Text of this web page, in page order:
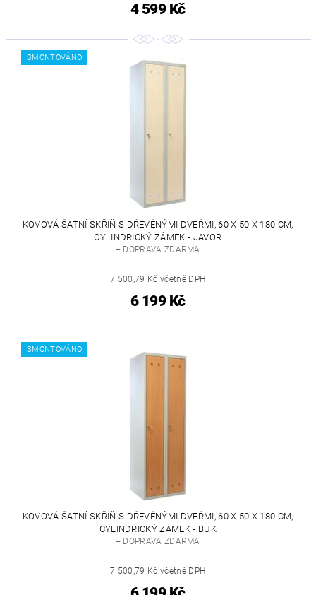
4 599 Kč
SMONTOVÁNO
KOVOVÁ ŠATNÍ SKŘÍŇ S DŘEVĚNÝMI DVEŘMI, 60 X 50 X 180 CM,
CYLINDRICKÝ ZÁMEK - JAVOR
+ DOPRAVA ZDARMA
7 500,79 Kč včetně DPH
6 199 Kč
SMONTOVÁNO
KOVOVÁ ŠATNÍ SKŘÍŇ S DŘEVĚNÝMI DVEŘMI, 60 X 50 X 180 CM,
CYLINDRICKÝ ZÁMEK - BUK
+ DOPRAVA ZDARMA
7 500,79 Kč včetně DPH